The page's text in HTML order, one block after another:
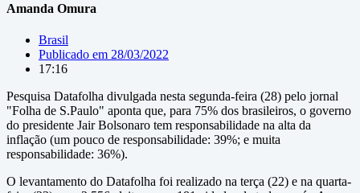
Amanda Omura
Brasil
Publicado em 28/03/2022
17:16
Pesquisa Datafolha divulgada nesta segunda-feira (28) pelo jornal
"Folha de S.Paulo" aponta que, para 75% dos brasileiros, o governo
do presidente Jair Bolsonaro tem responsabilidade na alta da
inflação (um pouco de responsabilidade: 39%; e muita
responsabilidade: 36%).
O levantamento do Datafolha foi realizado na terça (22) e na quarta-